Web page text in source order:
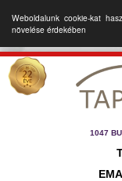
Weboldalunk cookie-kat
növelése érdekében
1047